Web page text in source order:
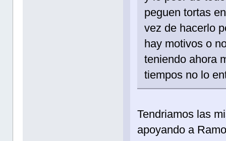
peguen tortas
vez de hacerlo
hay motivos o
teniendo ahora
tiempos no lo
Tendriamos las
apoyando a